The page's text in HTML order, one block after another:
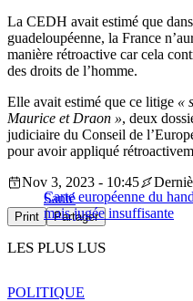
La CEDH avait estimé que
guadeloupéenne, la France
manière rétroactive car cela
des droits de l’homme.
Elle avait estimé que ce litige «
Maurice et Draon », deux
judiciaire du Conseil de
pour avoir appliqué
Carte européenne du
mais jugée insuffisante
Nov 3, 2023 - 10:45
Santé
Print Partager
LES PLUS LUS
POLITIQUE